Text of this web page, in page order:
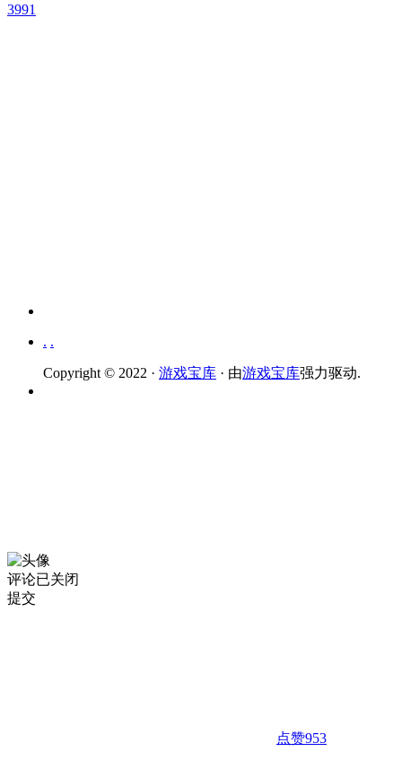
3991
. .
Copyright © 2022 · 游戏宝库 · 由游戏宝库强力驱动.
评论已关闭
提交
点赞953